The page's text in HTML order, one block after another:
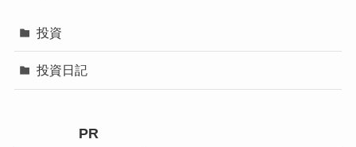
投資
投資日記
PR